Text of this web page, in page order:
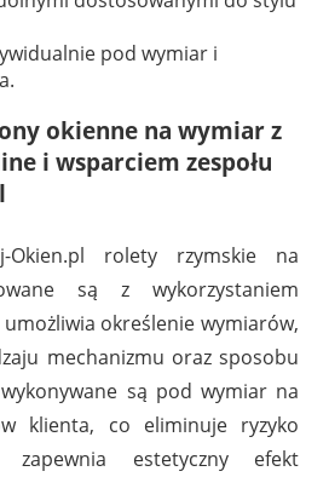
pod wymiar i
okienne na wymiar z
i wsparciem zespołu
Okien.pl rolety rzymskie na
są z wykorzystaniem
określenie wymiarów,
mechanizmu oraz sposobu
są pod wymiar na
klienta, co eliminuje ryzyko
zapewnia estetyczny efekt